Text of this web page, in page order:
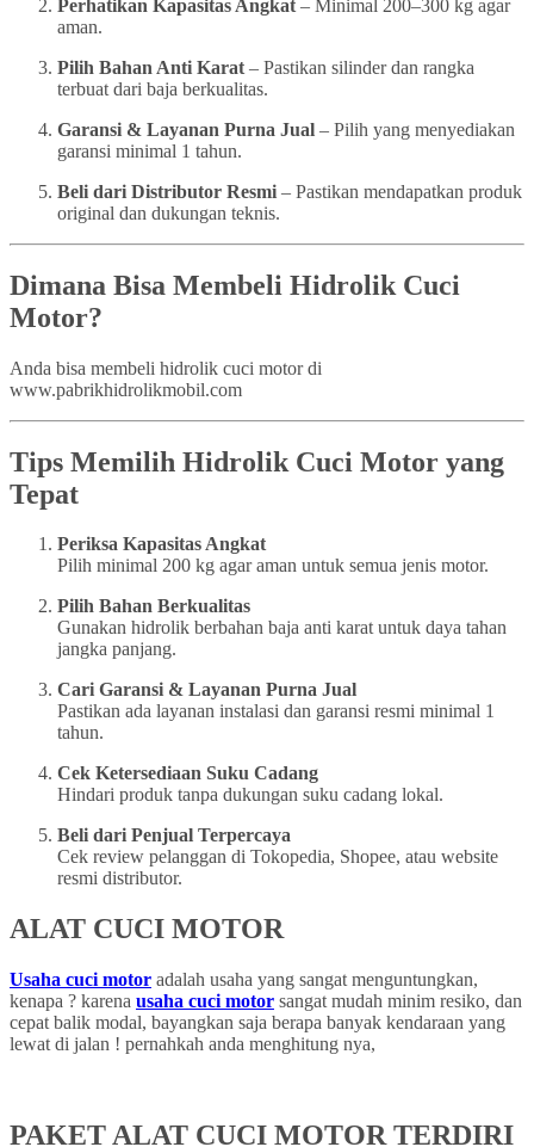
Perhatikan Kapasitas Angkat – Minimal 200–300 kg agar
aman.
Pilih Bahan Anti Karat – Pastikan silinder dan rangka
terbuat dari baja berkualitas.
Garansi & Layanan Purna Jual – Pilih yang menyediakan
garansi minimal 1 tahun.
Beli dari Distributor Resmi – Pastikan mendapatkan produk
original dan dukungan teknis.
Dimana Bisa Membeli Hidrolik Cuci
Motor?
Anda bisa membeli hidrolik cuci motor di
www.pabrikhidrolikmobil.com
Tips Memilih Hidrolik Cuci Motor yang
Tepat
Periksa Kapasitas Angkat
Pilih minimal 200 kg agar aman untuk semua jenis motor.
Pilih Bahan Berkualitas
Gunakan hidrolik berbahan baja anti karat untuk daya tahan
jangka panjang.
Cari Garansi & Layanan Purna Jual
Pastikan ada layanan instalasi dan garansi resmi minimal 1
tahun.
Cek Ketersediaan Suku Cadang
Hindari produk tanpa dukungan suku cadang lokal.
Beli dari Penjual Terpercaya
Cek review pelanggan di Tokopedia, Shopee, atau website
resmi distributor.
ALAT CUCI MOTOR
Usaha cuci motor adalah usaha yang sangat menguntungkan,
kenapa ? karena usaha cuci motor sangat mudah minim resiko, dan
cepat balik modal, bayangkan saja berapa banyak kendaraan yang
lewat di jalan ! pernahkah anda menghitung nya,
PAKET ALAT CUCI MOTOR TERDIRI